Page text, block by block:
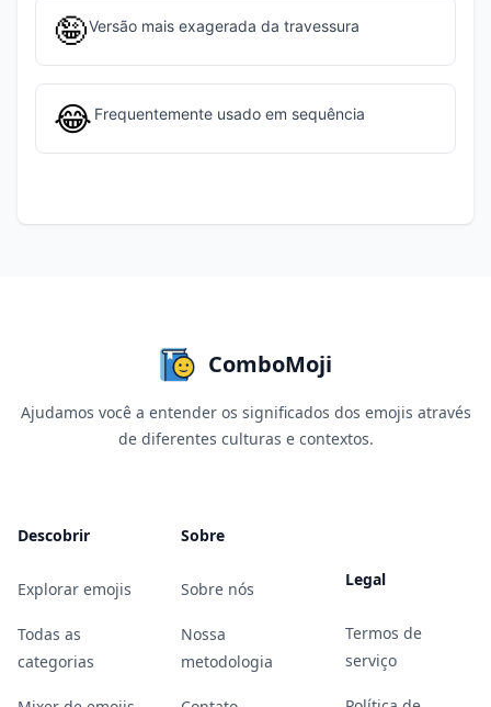
🤪Versão mais exagerada da travessura
😂 Frequentemente usado em sequência
ComboMoji
Ajudamos você a entender os significados dos emojis através
de diferentes culturas e contextos.
Descobrir
Explorar emojis
Todas as
categorias
Sobre
Sobre nós
Nossa
metodologia
Legal
Termos de
serviço